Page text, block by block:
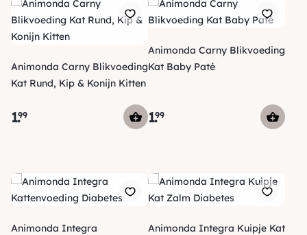
Animonda Carny Blikvoeding
Kat Rund, Kip & Konijn Kitten
1.99
Animonda Carny Blikvoeding
Kat Baby Paté
1.99
Animonda Integra
Animonda Integra Kuipje Kat